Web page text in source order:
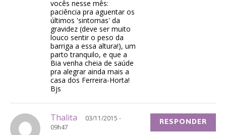
vocês nesse mês:
paciência pra aguentar os
últimos 'sintomas' da
gravidez (deve ser muito
louco sentir o peso da
barriga a essa altura!), um
parto tranquilo, e que a
Bia venha cheia de saúde
pra alegrar ainda mais a
casa dos Ferreira-Horta!
Bjs
Thalita
03/11/2015 -
09h47
RESPONDER